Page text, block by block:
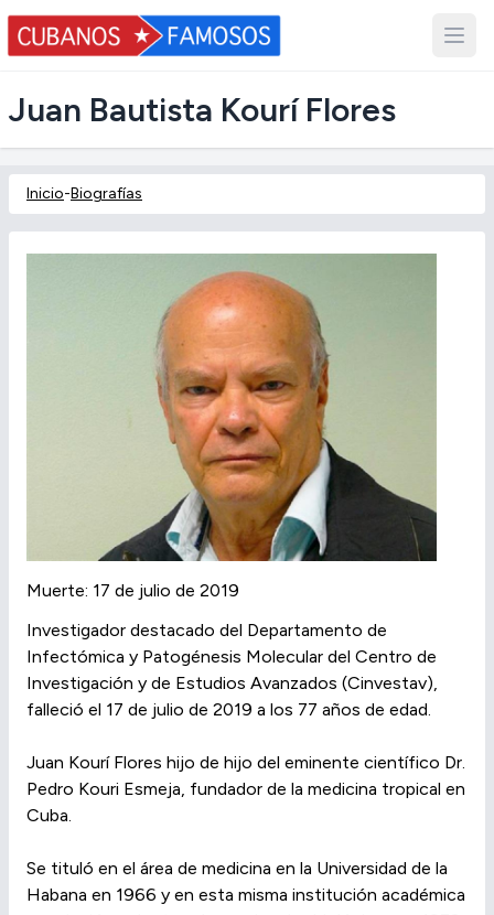
Juan Bautista Kourí Flores
Inicio-Biografías
Muerte: 17 de julio de 2019
Investigador destacado del Departamento de
Infectómica y Patogénesis Molecular del Centro de
Investigación y de Estudios Avanzados (Cinvestav),
falleció el 17 de julio de 2019 a los 77 años de edad.
Juan Kourí Flores hijo de hijo del eminente científico Dr.
Pedro Kouri Esmeja, fundador de la medicina tropical en
Cuba.
Se tituló en el área de medicina en la Universidad de la
Habana en 1966 y en esta misma institución académica